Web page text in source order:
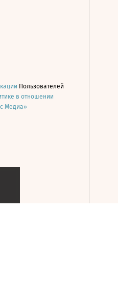
Пользователей
в отношении
Медиа»